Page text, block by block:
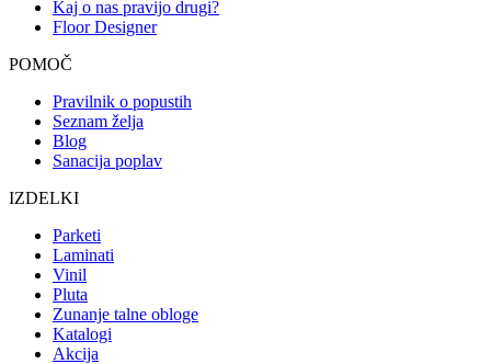
Kaj o nas pravijo drugi?
Floor Designer
POMOČ
Pravilnik o popustih
Seznam želja
Blog
Sanacija poplav
IZDELKI
Parketi
Laminati
Vinil
Pluta
Zunanje talne obloge
Katalogi
Akcija